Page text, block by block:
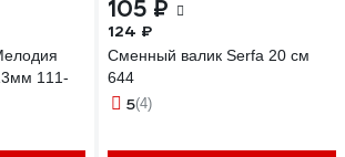
111-
105 ₽
124 ₽
Сменный валик Serfa 20 см
644
5(4)